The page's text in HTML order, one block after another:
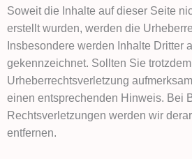
Soweit die Inhalte auf dieser Seite
erstellt wurden, werden die
Insbesondere werden Inhalte Dritter
gekennzeichnet. Sollten Sie
Urheberrechtsverletzung
einen entsprechenden Hinweis. Bei
Rechtsverletzungen werden wir
entfernen.